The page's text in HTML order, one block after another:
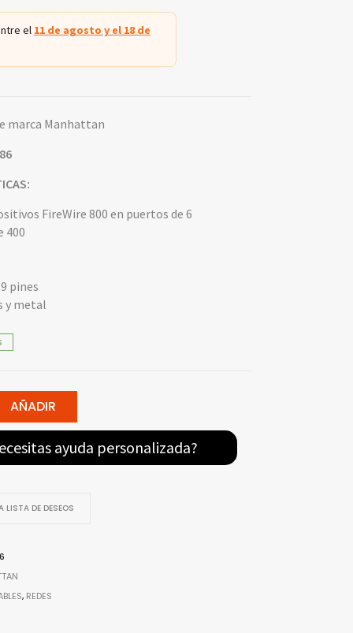
$322.48.$229.68.
el 11 de agosto y el 18 de
marca Manhattan
FireWire 800 en puertos de 6
400
pines
y metal
AÑADIR
ayuda personalizada?
LISTA DE DESEOS
, REDES